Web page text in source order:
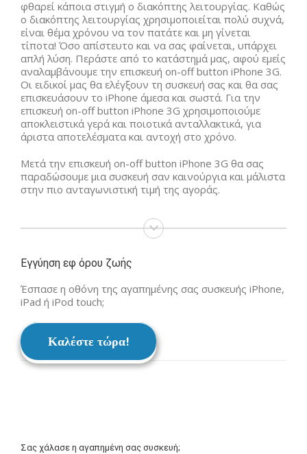
φθαρεί κάποια στιγμή ο διακόπτης λειτουργίας. Καθώς
ο διακόπτης λειτουργίας χρησιμοποιείται πολύ συχνά,
είναι θέμα χρόνου να τον πατάτε και μη γίνεται
τίποτα! Όσο απίστευτο και να σας φαίνεται, υπάρχει
απλή λύση. Περάστε από το κατάστημά μας, αφού εμείς
αναλαμβάνουμε την επισκευή on-off button iPhone 3G.
Οι ειδικοί μας θα ελέγξουν τη συσκευή σας και θα σας
επισκευάσουν το iPhone άμεσα και σωστά. Για την
επισκευή on-off button iPhone 3G χρησιμοποιούμε
αποκλειστικά γερά και ποιοτικά ανταλλακτικά, για
άριστα αποτελέσματα και αντοχή στο χρόνο.
Μετά την επισκευή on-off button iPhone 3G θα σας
παραδώσουμε μια συσκευή σαν καινούργια και μάλιστα
στην πιο ανταγωνιστική τιμή της αγοράς.
Εγγύηση εφ όρου ζωής
Έσπασε η οθόνη της αγαπημένης σας συσκευής iPhone,
iPad ή iPod touch;
Καλέστε τώρα!
Σας χάλασε η αγαπημένη σας συσκευή;